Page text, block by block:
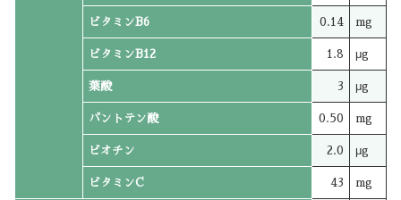
ビタミンB6 0.14 mg
ビタミンB12 1.8 μg
葉酸 3 μg
パントテン酸 0.50 mg
ビオチン 2.0 μg
ビタミンC 43 mg